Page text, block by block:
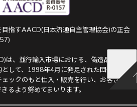
指すAACD(日本流通自主管理協会)の正会
は、並行輸入市場における、偽造品や不正
して、1998年4月に発足された団体です。
ックのもと仕入・販売を行い、お客さま
るよう努めてまいります。